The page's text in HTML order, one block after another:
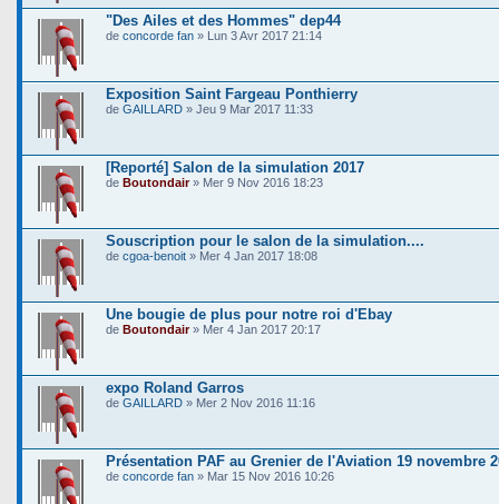
"Des Ailes et des Hommes" dep44
de concorde fan » Lun 3 Avr 2017 21:14
Exposition Saint Fargeau Ponthierry
de GAILLARD » Jeu 9 Mar 2017 11:33
[Reporté] Salon de la simulation 2017
de Boutondair» Mer 9 Nov 2016 18:23
Souscription pour le salon de la simulation....
de cgoa-benoit » Mer 4 Jan 2017 18:08
Une bougie de plus pour notre roi d'Ebay
de Boutondair» Mer 4 Jan 2017 20:17
expo Roland Garros
de GAILLARD » Mer 2 Nov 2016 11:16
Présentation PAF au Grenier de l'Aviation 19 novembre
de concorde fan » Mar 15 Nov 2016 10:26